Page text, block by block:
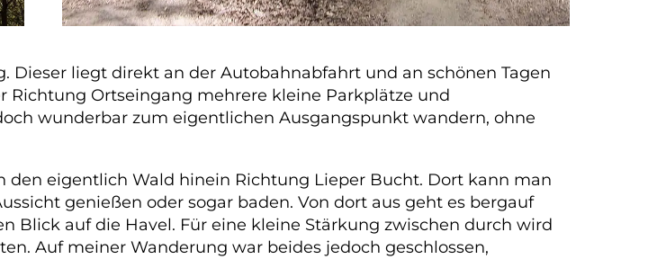
liegt direkt an der Autobahnabfahrt und an schönen Tagen
Richtung Ortseingang mehrere kleine Parkplätze und
wunderbar zum eigentlichen Ausgangspunkt wandern, ohne
eigentlich Wald hinein Richtung Lieper Bucht. Dort kann man
genießen oder sogar baden. Von dort aus geht es bergauf
Blick auf die Havel. Für eine kleine Stärkung zwischen durch wird
Auf meiner Wanderung war beides jedoch geschlossen,